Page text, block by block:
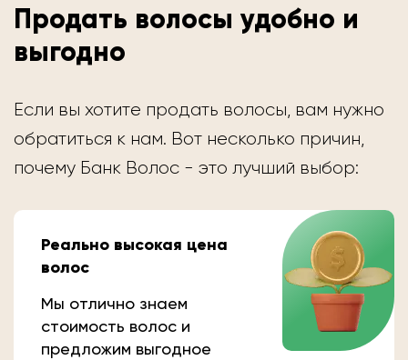
Продать волосы удобно и
выгодно
Если вы хотите продать волосы, вам нужно
обратиться к нам. Вот несколько причин,
почему Банк Волос - это лучший выбор:
Реально высокая цена
волос
Мы отлично знаем
стоимость волос и
предложим выгодное